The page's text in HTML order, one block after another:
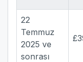
22
Temmuz
2025 ve
sonrası